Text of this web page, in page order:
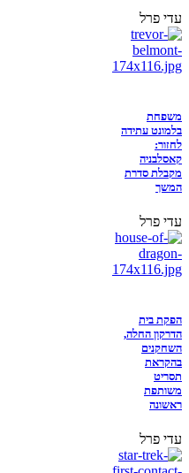
עדי פרל
משפחת
בלמונט עתידה
לחזור:
קאסלבניה
מקבלת סדרת
המשך
עדי פרל
הפקת בית
הדרקון החלה,
השחקנים
בהקראת
תסריט
משותפת
ראשונה
עדי פרל